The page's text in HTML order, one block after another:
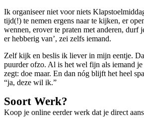
Ik organiseer niet voor niets
tijd(!) te nemen ergens naar te kijken, er
wennen, erover te praten met anderen, durf
er hebberig van’, zei zelfs iemand.
Zelf kijk en beslis ik liever in mijn eentje.
puurder ofzo. Al is het wel fijn als iemand
zegt: doe maar. En dan nóg blijft het heel
“ja, deze wil ik.”
Soort Werk?
Koop je online eerder werk dat je direct